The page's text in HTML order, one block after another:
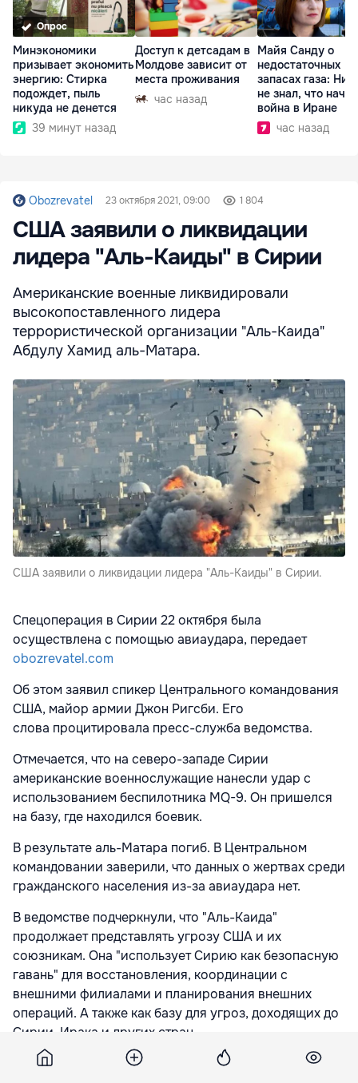
Опрос
Минэкономики
призывает экономить
энергию: Стирка
подождет, пыль
никуда не денется
39 минут назад
Доступ к детсадам в
Молдове зависит от
места проживания
час назад
Майя Санду о
недостаточных
запасах газа:
не знал, что
война в Иране
час назад
Obozrevatel 23 октября 2021, 09:00 1 804
США заявили о ликвидации
лидера "Аль-Каиды" в Сирии
Американские военные ликвидировали
высокопоставленного лидера
террористической организации "Аль-Каида"
Абдулу Хамид аль-Матара.
США заявили о ликвидации лидера "Аль-Каиды" в Сирии.
Спецоперация в Сирии 22 октября была
осуществлена с помощью авиаудара, передает
obozrevatel.com
Об этом заявил спикер Центрального командования
США, майор армии Джон Ригсби. Его
слова процитировала пресс-служба ведомства.
Отмечается, что на северо-западе Сирии
американские военнослужащие нанесли удар с
использованием беспилотника MQ-9. Он пришелся
на базу, где находился боевик.
В результате аль-Матара погиб. В Центральном
командовании заверили, что данных о жертвах среди
гражданского населения из-за авиаудара нет.
В ведомстве подчеркнули, что "Аль-Каида"
продолжает представлять угрозу США и их
союзникам. Она "использует Сирию как безопасную
гавань" для восстановления, координации с
внешними филиалами и планирования внешних
операций. А также как базу для угроз, доходящих до
Сирии, Ирака и других стран.
"Устранение этого высокопоставленного лидера